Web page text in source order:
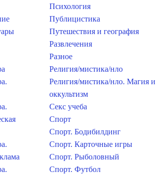
Психология
Публицистика
Путешествия и география
Развлечения
Разное
Религия/мистика/нло
Религия/мистика/нло. Магия и
оккультизм
Секс учеба
Спорт
Спорт. Бодибилдинг
Спорт. Карточные игры
Спорт. Рыболовный
Спорт. Футбол